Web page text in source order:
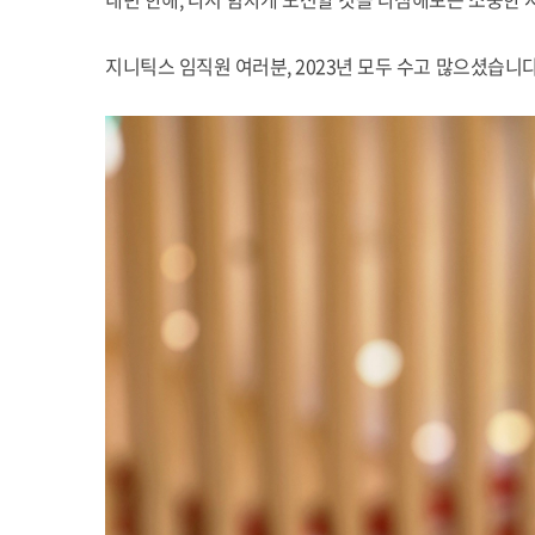
지니틱스 임직원 여러분, 2023년 모두 수고 많으셨습니